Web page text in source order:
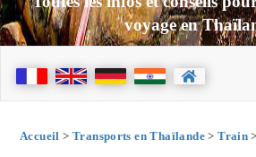
voyage en
Accueil > Transports en Thaïlande>Train